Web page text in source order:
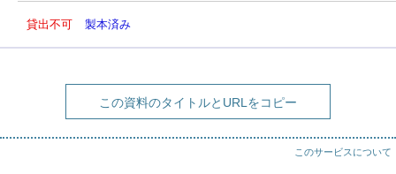
貸出不可 製本済み
この資料のタイトルとURLをコピー
このサービスについて